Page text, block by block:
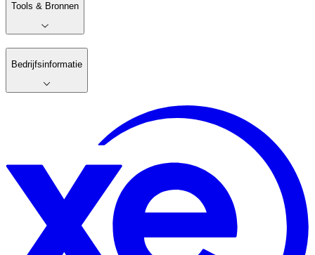
Tools & Bronnen
Bedrijfsinformatie